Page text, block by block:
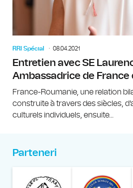
RRI Spécial 08.04.2021
Entretien avec SE
Ambassadrice de France
France-Roumanie, une relation
construite à travers des siècles,
culturels individuels, ensuite...
Parteneri